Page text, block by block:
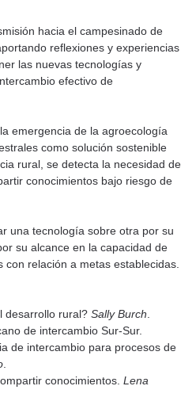
hacia el campesinado de
reflexiones y experiencias
las nuevas tecnologías y
efectivo de
emergencia de la agroecología
como solución sostenible
rural, se detecta la necesidad de
conocimientos bajo riesgo de
una tecnología sobre otra por su
su alcance en la capacidad de
con relación a metas establecidas.
desarrollo rural?Sally Burch.
de intercambio Sur-Sur.
de intercambio para procesos de
.
conocimientos.Lena